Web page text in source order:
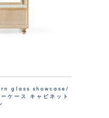
glass showcase/
ケース キャビネット